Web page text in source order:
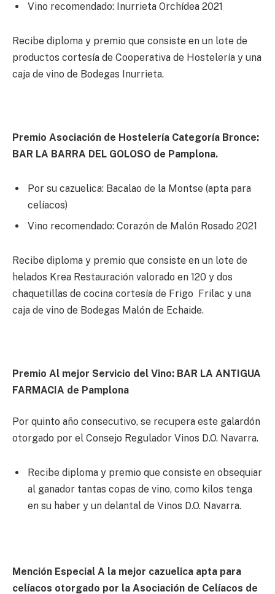
Vino recomendado: Inurrieta Orchídea 2021
Recibe diploma y premio que consiste en un lote de
productos cortesía de Cooperativa de Hostelería y una
caja de vino de Bodegas Inurrieta.
Premio Asociación de Hostelería Categoría Bronce:
BAR LA BARRA DEL GOLOSO de Pamplona.
Por su cazuelica: Bacalao de la Montse (apta para
celíacos)
Vino recomendado: Corazón de Malón Rosado 2021
Recibe diploma y premio que consiste en un lote de
helados Krea Restauración valorado en 120 y dos
chaquetillas de cocina cortesía de Frigo  Frilac y una
caja de vino de Bodegas Malón de Echaide.
Premio Al mejor Servicio del Vino: BAR LA ANTIGUA
FARMACIA de Pamplona
Por quinto año consecutivo, se recupera este galardón
otorgado por el Consejo Regulador Vinos D.O. Navarra.
Recibe diploma y premio que consiste en obsequiar
al ganador tantas copas de vino, como kilos tenga
en su haber y un delantal de Vinos D.O. Navarra.
Mención Especial A la mejor cazuelica apta para
celíacos otorgado por la Asociación de Celíacos de